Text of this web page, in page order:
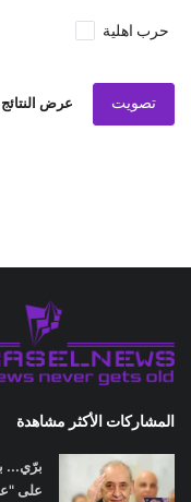
حرب اهلية
تصويت عرض النتائج
المشاركات الأكثر مشاهدة
برّي...
على